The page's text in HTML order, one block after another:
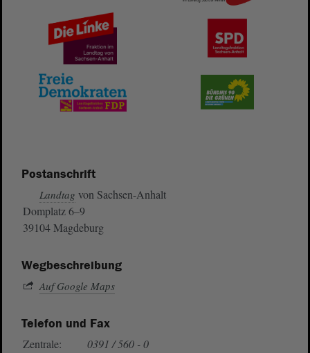
Postanschrift
Landtag von Sachsen-Anhalt
Domplatz 6–9
39104 Magdeburg
Wegbeschreibung
Auf Google Maps
Telefon und Fax
Zentrale:
0391 / 560 - 0